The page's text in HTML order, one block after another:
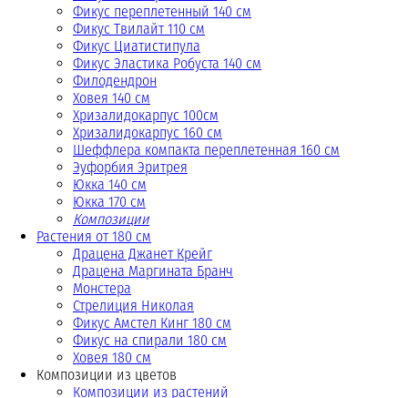
Фикус переплетенный 140 см
Фикус Твилайт 110 см
Фикус Циатистипула
Фикус Эластика Робуста 140 см
Филодендрон
Ховея 140 см
Хризалидокарпус 100см
Хризалидокарпус 160 см
Шеффлера компакта переплетенная 160 см
Эуфорбия Эритрея
Юкка 140 см
Юкка 170 см
Композиции
Растения от 180 см
Драцена Джанет Крейг
Драцена Маргината Бранч
Монстера
Стрелиция Николая
Фикус Амстел Кинг 180 см
Фикус на спирали 180 см
Ховея 180 см
Композиции из цветов
Композиции из растений